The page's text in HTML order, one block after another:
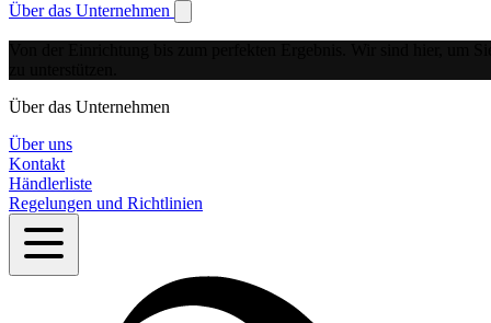
Über das Unternehmen
Show submenu for Über das Unternehmen
Über das Unternehmen
Über uns
Kontakt
Händlerliste
Regelungen und Richtlinien